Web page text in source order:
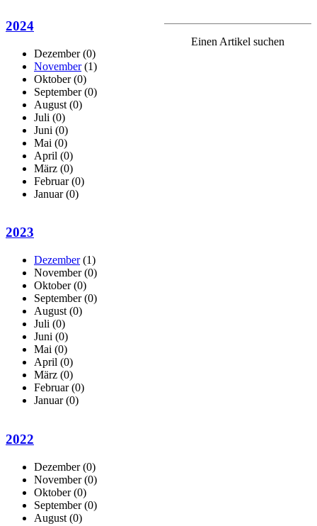
2024
Dezember(0)
November (1)
Oktober(0)
September(0)
August (0)
Juli (0)
Juni (0)
Mai (0)
April (0)
März (0)
Februar(0)
Januar(0)
2023
Dezember (1)
November(0)
Oktober(0)
September(0)
August (0)
Juli (0)
Juni (0)
Mai (0)
April (0)
März (0)
Februar(0)
Januar(0)
2022
Dezember(0)
November(0)
Oktober(0)
September(0)
August (0)
Einen Artikel suchen